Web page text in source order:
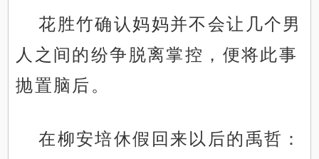
花胜竹确认妈妈并不会让几个男
人之间的纷争脱离掌控，便将此事
抛置脑后。
在柳安培休假回来以后的禹哲：